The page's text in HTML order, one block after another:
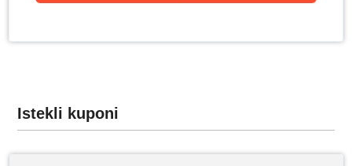
Istekli kuponi